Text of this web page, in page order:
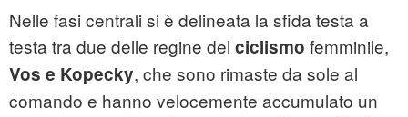
Nelle fasi centrali si è delineata la sfida testa a
testa tra due delle regine del ciclismo femminile,
Vos e Kopecky, che sono rimaste da sole al
comando e hanno velocemente accumulato un